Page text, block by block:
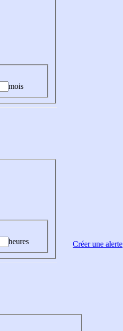
mois
heures
Créer une alerte